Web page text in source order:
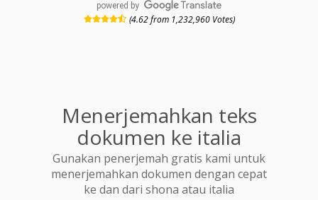
powered by
(4.62 from 1,232,960 Votes)
Menerjemahkan teks
dokumen ke italia
Gunakan penerjemah gratis kami untuk
menerjemahkan dokumen dengan cepat
ke dan dari shona atau italia